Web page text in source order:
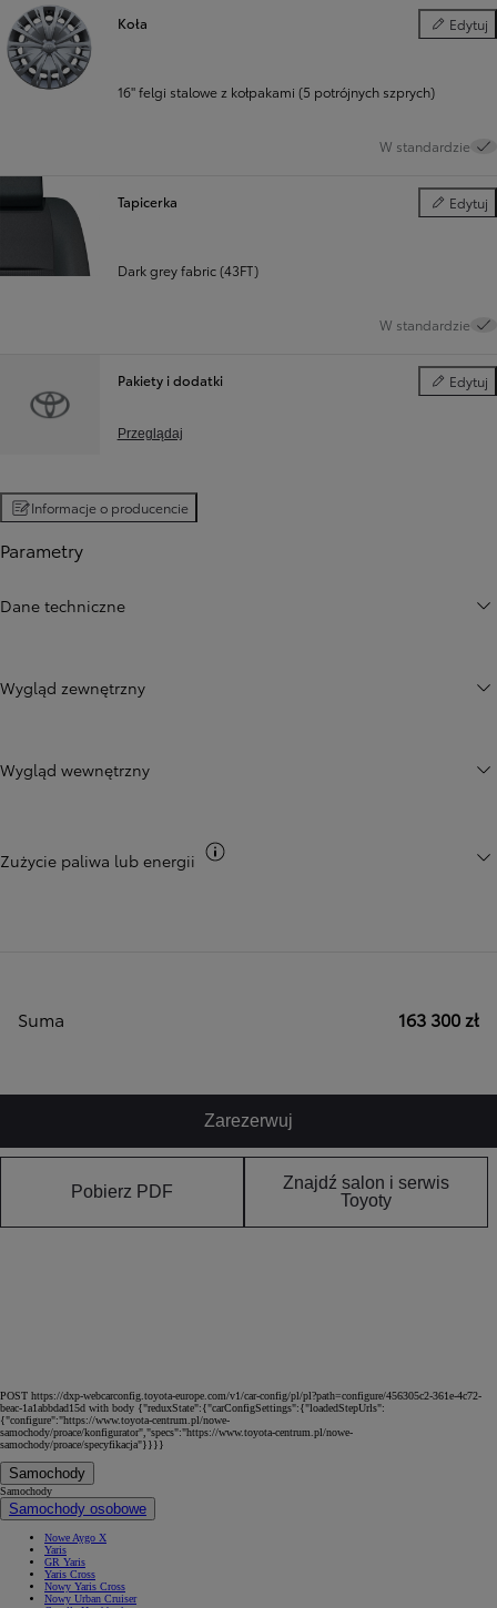
Koła Edytuj
Koła
16" felgi stalowe z kołpakami (5 potrójnych szprych)
W standardzie
Tapicerka Edytuj
Tapicerka
Dark grey fabric (43FT)
W standardzie
Pakiety i dodatki Edytuj
Pakiety i
Przeglądaj
Informacje o producencie
Parametry
Dane techniczne
Wygląd zewnętrzny
Wygląd wewnętrzny
Zużycie paliwa lub energii
Suma 163 300 zł
Zarezerwuj
Pobierz PDF
Znajdź salon i serwis
Toyoty
POST https://dxp-webcarconfig.toyota-europe.com/v1/car-config/pl/pl?path=configure/456305c2-361e-4c72-
beac-1a1abbdad15d with body {"reduxState":{"carConfigSettings":{"loadedStepUrls":
{"configure":"https://www.toyota-centrum.pl/nowe-
samochody/proace/konfigurator","specs":"https://www.toyota-centrum.pl/nowe-
samochody/proace/specyfikacja"}}}}
Samochody
Samochody
Samochody osobowe
Nowe Aygo X
Yaris
GR Yaris
Yaris Cross
Nowy Yaris Cross
Nowy Urban Cruiser